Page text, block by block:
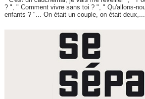
? ", " Comment vivre sans toi ? ", " Qu'allons-
enfants ? "... On était un couple, on était deux,...